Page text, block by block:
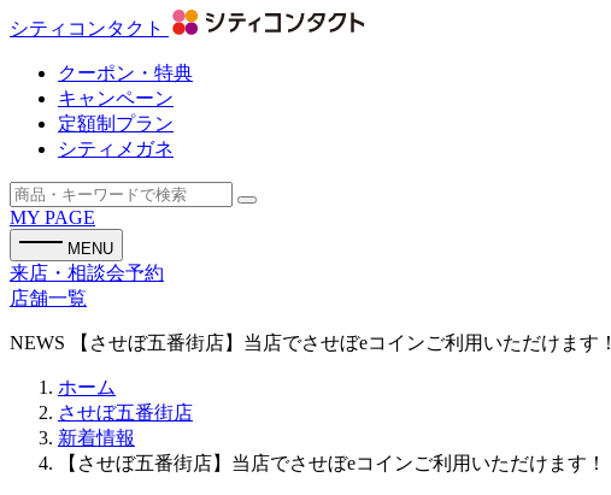
シティコンタクト
クーポン・特典
キャンペーン
定額制プラン
シティメガネ
MY PAGE
MENU
来店・相談会予約
店舗一覧
NEWS 【させぼ五番街店】当店でさせぼeコインご利用いただけます！
ホーム
させぼ五番街店
新着情報
【させぼ五番街店】当店でさせぼeコインご利用いただけます！